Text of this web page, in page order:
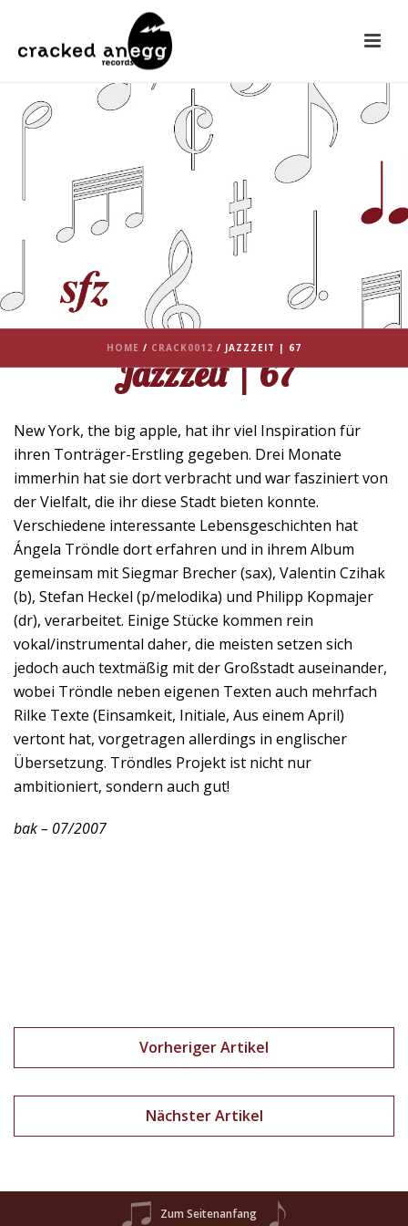
HOME / CRACK0012 / JAZZZEIT | 67
Jazzzeit | 67
New York, the big apple, hat ihr viel Inspiration für
ihren Tonträger-Erstling gegeben. Drei Monate
immerhin hat sie dort verbracht und war fasziniert von
der Vielfalt, die ihr diese Stadt bieten konnte.
Verschiedene interessante Lebensgeschichten hat
Ángela Tröndle dort erfahren und in ihrem Album
gemeinsam mit Siegmar Brecher (sax), Valentin Czihak
(b), Stefan Heckel (p/melodika) und Philipp Kopmajer
(dr), verarbeitet. Einige Stücke kommen rein
vokal/instrumental daher, die meisten setzen sich
jedoch auch textmäßig mit der Großstadt auseinander,
wobei Tröndle neben eigenen Texten auch mehrfach
Rilke Texte (Einsamkeit, Initiale, Aus einem April)
vertont hat, vorgetragen allerdings in englischer
Übersetzung. Tröndles Projekt ist nicht nur
ambitioniert, sondern auch gut!
bak – 07/2007
Vorheriger Artikel
Nächster Artikel
Zum Seitenanfang